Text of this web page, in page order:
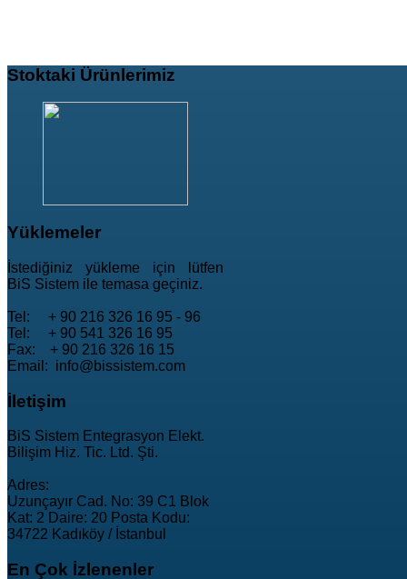
Stoktaki Ürünlerimiz
Yüklemeler
İstediğiniz yükleme için lütfen
BiS Sistem ile temasa geçiniz.
Tel: + 90 216 326 16 95 - 96
Tel: + 90 541 326 16 95
Fax: + 90 216 326 16 15
Email: info@bissistem.com
İletişim
BiS Sistem Entegrasyon Elekt.
Bilişim Hiz. Tic. Ltd. Şti.
Adres:
Uzunçayır Cad. No: 39 C1 Blok
Kat: 2 Daire: 20 Posta Kodu:
34722 Kadıköy / İstanbul
En Çok İzlenenler